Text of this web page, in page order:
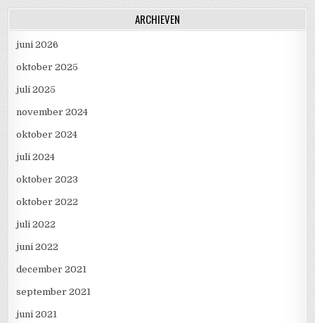
ARCHIEVEN
juni 2026
oktober 2025
juli 2025
november 2024
oktober 2024
juli 2024
oktober 2023
oktober 2022
juli 2022
juni 2022
december 2021
september 2021
juni 2021